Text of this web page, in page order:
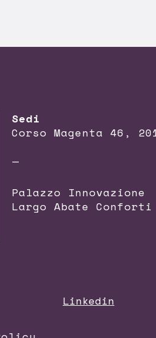
Sedi
Corso Magenta 46,
—
Palazzo Innovazione
Largo Abate Conforti
Linkedin